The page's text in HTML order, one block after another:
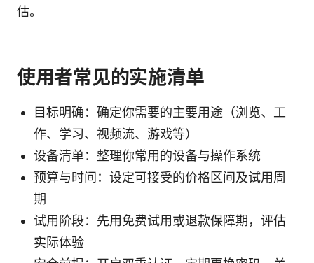
估。
使用者常见的实施清单
目标明确：确定你需要的主要用途（浏览、工
作、学习、视频流、游戏等）
设备清单：整理你常用的设备与操作系统
预算与时间：设定可接受的价格区间及试用周
期
试用阶段：先用免费试用或退款保障期，评估
实际体验